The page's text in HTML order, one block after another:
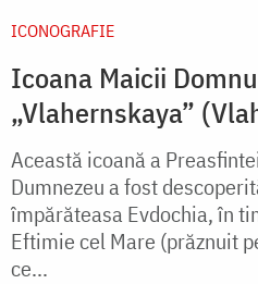
ICONOGRAFIE
Icoana Maicii
„Vlahernskaya”
Această icoană a
Dumnezeu a fost
împărăteasa Evdochia, în
Eftimie cel Mare (prăznuit
ce...